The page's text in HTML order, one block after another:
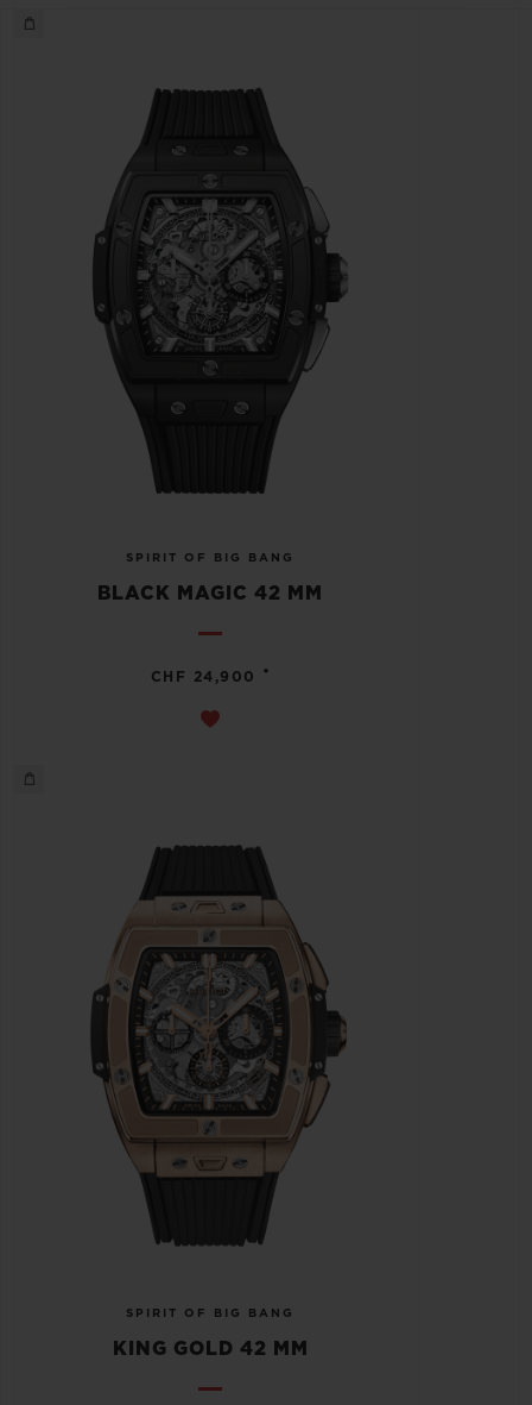
SPIRIT OF BIG BANG
BLACK MAGIC 42 MM
CHF 24,900 •
SPIRIT OF BIG BANG
KING GOLD 42 MM